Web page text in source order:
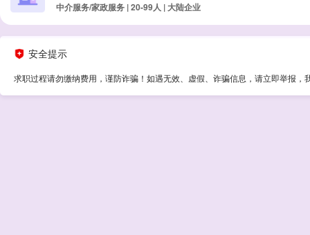
中介服务/家政服务 | 20-99人 | 大陆企业
安全提示
求职过程请勿缴纳费用，谨防诈骗！如遇无效、虚假、诈骗信息，请立即举报，